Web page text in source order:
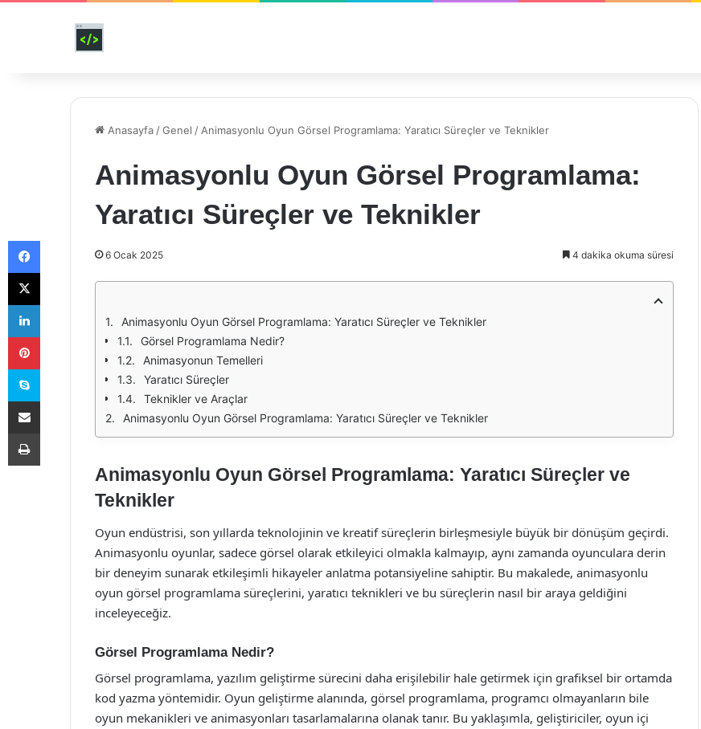
Anasayfa /Genel / Animasyonlu Oyun Görsel Programlama: Yaratıcı Süreçler ve Teknikler
Animasyonlu Oyun Görsel Programlama:
Yaratıcı Süreçler ve Teknikler
6 Ocak 2025 4 dakika okuma süresi
Animasyonlu Oyun Görsel Programlama: Yaratıcı Süreçler ve Teknikler
Görsel Programlama Nedir?
Animasyonun Temelleri
Yaratıcı Süreçler
Teknikler ve Araçlar
Animasyonlu Oyun Görsel Programlama: Yaratıcı Süreçler ve Teknikler
Animasyonlu Oyun Görsel Programlama: Yaratıcı Süreçler ve
Teknikler
Oyun endüstrisi, son yıllarda teknolojinin ve kreatif süreçlerin birleşmesiyle büyük bir dönüşüm geçirdi.
Animasyonlu oyunlar, sadece görsel olarak etkileyici olmakla kalmayıp, aynı zamanda oyunculara derin
bir deneyim sunarak etkileşimli hikayeler anlatma potansiyeline sahiptir. Bu makalede, animasyonlu
oyun görsel programlama süreçlerini, yaratıcı teknikleri ve bu süreçlerin nasıl bir araya geldiğini
inceleyeceğiz.
Görsel Programlama Nedir?
Görsel programlama, yazılım geliştirme sürecini daha erişilebilir hale getirmek için grafiksel bir ortamda
kod yazma yöntemidir. Oyun geliştirme alanında, görsel programlama, programcı olmayanların bile
oyun mekanikleri ve animasyonları tasarlamalarına olanak tanır. Bu yaklaşımla, geliştiriciler, oyun içi
Facebook
X
LinkedIn
Pinterest
Skype
E-Posta ile paylaş